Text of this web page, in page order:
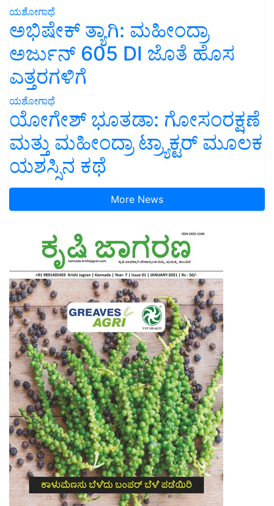
ಯಶೋಗಾಥೆ
ಅಭಿಷೇಕ್ ತ್ಯಾಗಿ: ಮಹೀಂದ್ರಾ
ಅರ್ಜುನ್ 605 DI ಜೊತೆ ಹೊಸ
ಎತ್ತರಗಳಿಗೆ
ಯಶೋಗಾಥೆ
ಯೋಗೇಶ್ ಭೂತಡಾ: ಗೋಸಂರಕ್ಷಣೆ
ಮತ್ತು ಮಹೀಂದ್ರಾ ಟ್ರ್ಯಾಕ್ಟರ್ ಮೂಲಕ
ಯಶಸ್ಸಿನ ಕಥೆ
More News